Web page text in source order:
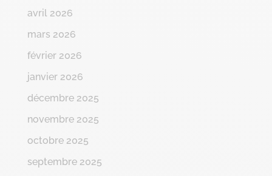
avril 2026
mars 2026
février 2026
janvier 2026
décembre 2025
novembre 2025
octobre 2025
septembre 2025